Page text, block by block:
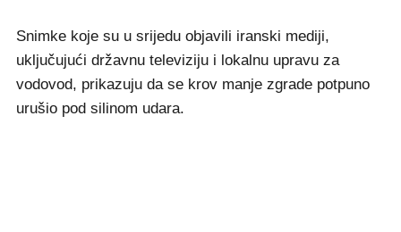
Snimke koje su u srijedu objavili iranski mediji,
uključujući državnu televiziju i lokalnu upravu za
vodovod, prikazuju da se krov manje zgrade potpuno
urušio pod silinom udara.